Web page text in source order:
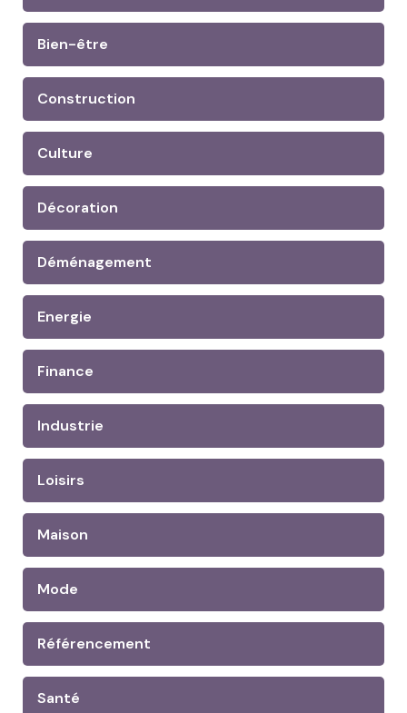
Bien-être
Construction
Culture
Décoration
Déménagement
Energie
Finance
Industrie
Loisirs
Maison
Mode
Référencement
Santé